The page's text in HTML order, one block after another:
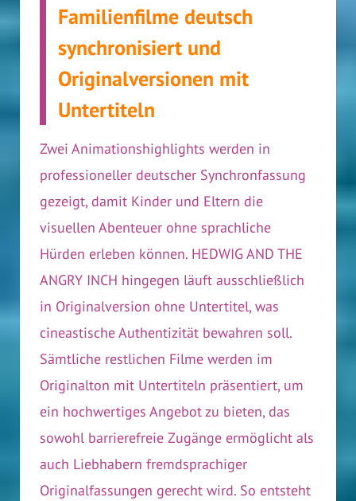
Familienfilme deutsch
synchronisiert und
Originalversionen mit
Untertiteln
Zwei Animationshighlights werden in
professioneller deutscher Synchronfassung
gezeigt, damit Kinder und Eltern die
visuellen Abenteuer ohne sprachliche
Hürden erleben können. HEDWIG AND THE
ANGRY INCH hingegen läuft ausschließlich
in Originalversion ohne Untertitel, was
cineastische Authentizität bewahren soll.
Sämtliche restlichen Filme werden im
Originalton mit Untertiteln präsentiert, um
ein hochwertiges Angebot zu bieten, das
sowohl barrierefreie Zugänge ermöglicht als
auch Liebhabern fremdsprachiger
Originalfassungen gerecht wird. So entsteht